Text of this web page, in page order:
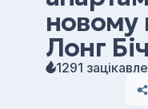
новому
Лонг
1291